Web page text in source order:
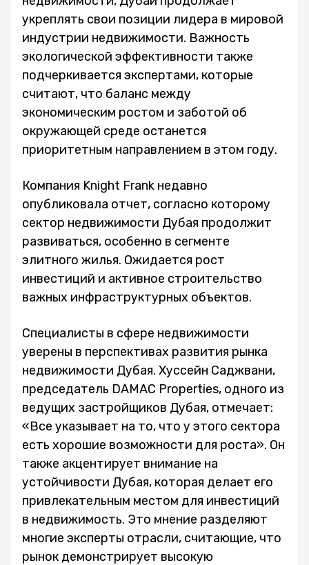
укреплять свои позиции лидера в мировой
индустрии недвижимости. Важность
экологической эффективности также
подчеркивается экспертами, которые
считают, что баланс между
экономическим ростом и заботой об
окружающей среде останется
приоритетным направлением в этом году.
Компания Knight Frank недавно
опубликовала отчет, согласно которому
сектор недвижимости Дубая продолжит
развиваться, особенно в сегменте
элитного жилья. Ожидается рост
инвестиций и активное строительство
важных инфраструктурных объектов.
Специалисты в сфере недвижимости
уверены в перспективах развития рынка
недвижимости Дубая. Хуссейн Саджвани,
председатель DAMAC Properties, одного из
ведущих застройщиков Дубая, отмечает:
«Все указывает на то, что у этого сектора
есть хорошие возможности для роста». Он
также акцентирует внимание на
устойчивости Дубая, которая делает его
привлекательным местом для инвестиций
в недвижимость. Это мнение разделяют
многие эксперты отрасли, считающие, что
рынок демонстрирует высокую